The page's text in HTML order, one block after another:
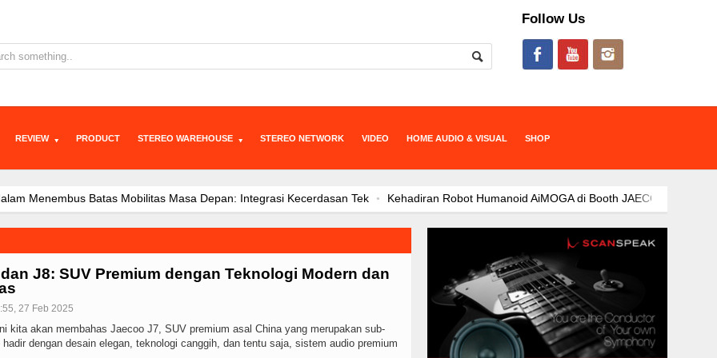
Follow Us
REVIEW PRODUCT STEREO WAREHOUSE STEREO NETWORK VIDEO HOME AUDIO & VISUAL SHOP
Menembus Batas Mobilitas Masa Depan: Integrasi Kecerdasan Tek
Kehadiran Robot Humanoid AiMOGA di Booth JAECOO Bikin
di Indonesia, Perkuat Momentum Awal Tahun 2026
JAECOO J7 SHS-P dan Evolusi Elektrifikasi: Kendaraan Hybrid sebagai Opsi
JAECOO Bikin Pengunjung IIMS 2026 Penasaran
JAECOO J5 EV Jadi “Kanvas” Modifikasi, Konsumen Diajak Berkreasi Rancang
Diri Sebagai Brand SUV Premium yang Tumbuh Cepat Lewat Tek
Bebas Range Anxiety, JAECOO J5 EV Jadi Solusi Perjalanan
Kendaraan Hybrid sebagai Opsi Strategis untuk Indonesia
Awali 2026 dengan Tren Positif Pasar Nasional, BYD Perkuat Strategi
Konsumen Diajak Berkreasi Rancang Mobil Listrik di IIMS 2
JAECOO Kenalkan Program Co-Creation J5 EV di IIMS 2026, Ajak
Hybrid SHS Dinilai Jadi Opsi Paling Fleksibel Hadapi Macet d
JAECOO J5 EV Jadi Model SUV EV Terlaris di Indonesia, Perkuat
J8: SUV Premium dengan Teknologi Modern dan
27 Feb 2025
kita akan membahas Jaecoo J7, SUV premium asal China yang merupakan sub-
hadir dengan desain elegan, teknologi canggih, dan tentu saja, sistem audio premium